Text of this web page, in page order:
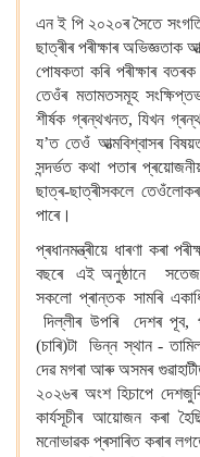
এন ই পি ২০২০ৰ সৈতে সংগতি
ছাত্ৰীৰ পৰীক্ষাৰ অভিজ্ঞতাক
পোষকতা কৰি পৰীক্ষাৰ
তেওঁৰ মতামতসমূহ
শীৰ্ষক গ্ৰন্থখনত, যিখন
য’ত তেওঁ আত্মবিশ্বাসৰ
সন্দৰ্ভত কথা পতাৰ
ছাত্ৰ-ছাত্ৰীসকলে
পাৰে।
প্ৰধানমন্ত্ৰীয়ে ধাৰণা কৰা
বছৰে এই অনুষ্ঠানে সতেজ
সকলো প্ৰান্তক সামৰি
দিল্লীৰ উপৰি দেশৰ পূব,
(চাৰি)টা ভিন্ন স্থান -
দেৱ মগৰা আৰু অসমৰ
২০২৬ৰ অংশ হিচাপে
কাৰ্যসূচীৰ আয়োজন কৰা
মনোভাৱক প্ৰসাৰিত কৰাৰ